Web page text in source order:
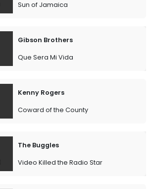
Sun of Jamaica
Gibson Brothers
Que Sera Mi Vida
Kenny Rogers
Coward of the County
The Buggles
Video Killed the Radio Star